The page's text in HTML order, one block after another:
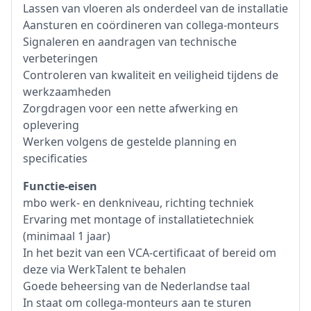
Lassen van vloeren als onderdeel van de installatie
Aansturen en coördineren van collega-monteurs
Signaleren en aandragen van technische
verbeteringen
Controleren van kwaliteit en veiligheid tijdens de
werkzaamheden
Zorgdragen voor een nette afwerking en
oplevering
Werken volgens de gestelde planning en
specificaties
Functie-eisen
mbo werk- en denkniveau, richting techniek
Ervaring met montage of installatietechniek
(minimaal 1 jaar)
In het bezit van een VCA-certificaat of bereid om
deze via WerkTalent te behalen
Goede beheersing van de Nederlandse taal
In staat om collega-monteurs aan te sturen